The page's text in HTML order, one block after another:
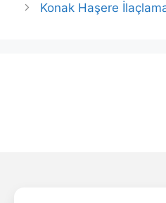
Konak Haşere